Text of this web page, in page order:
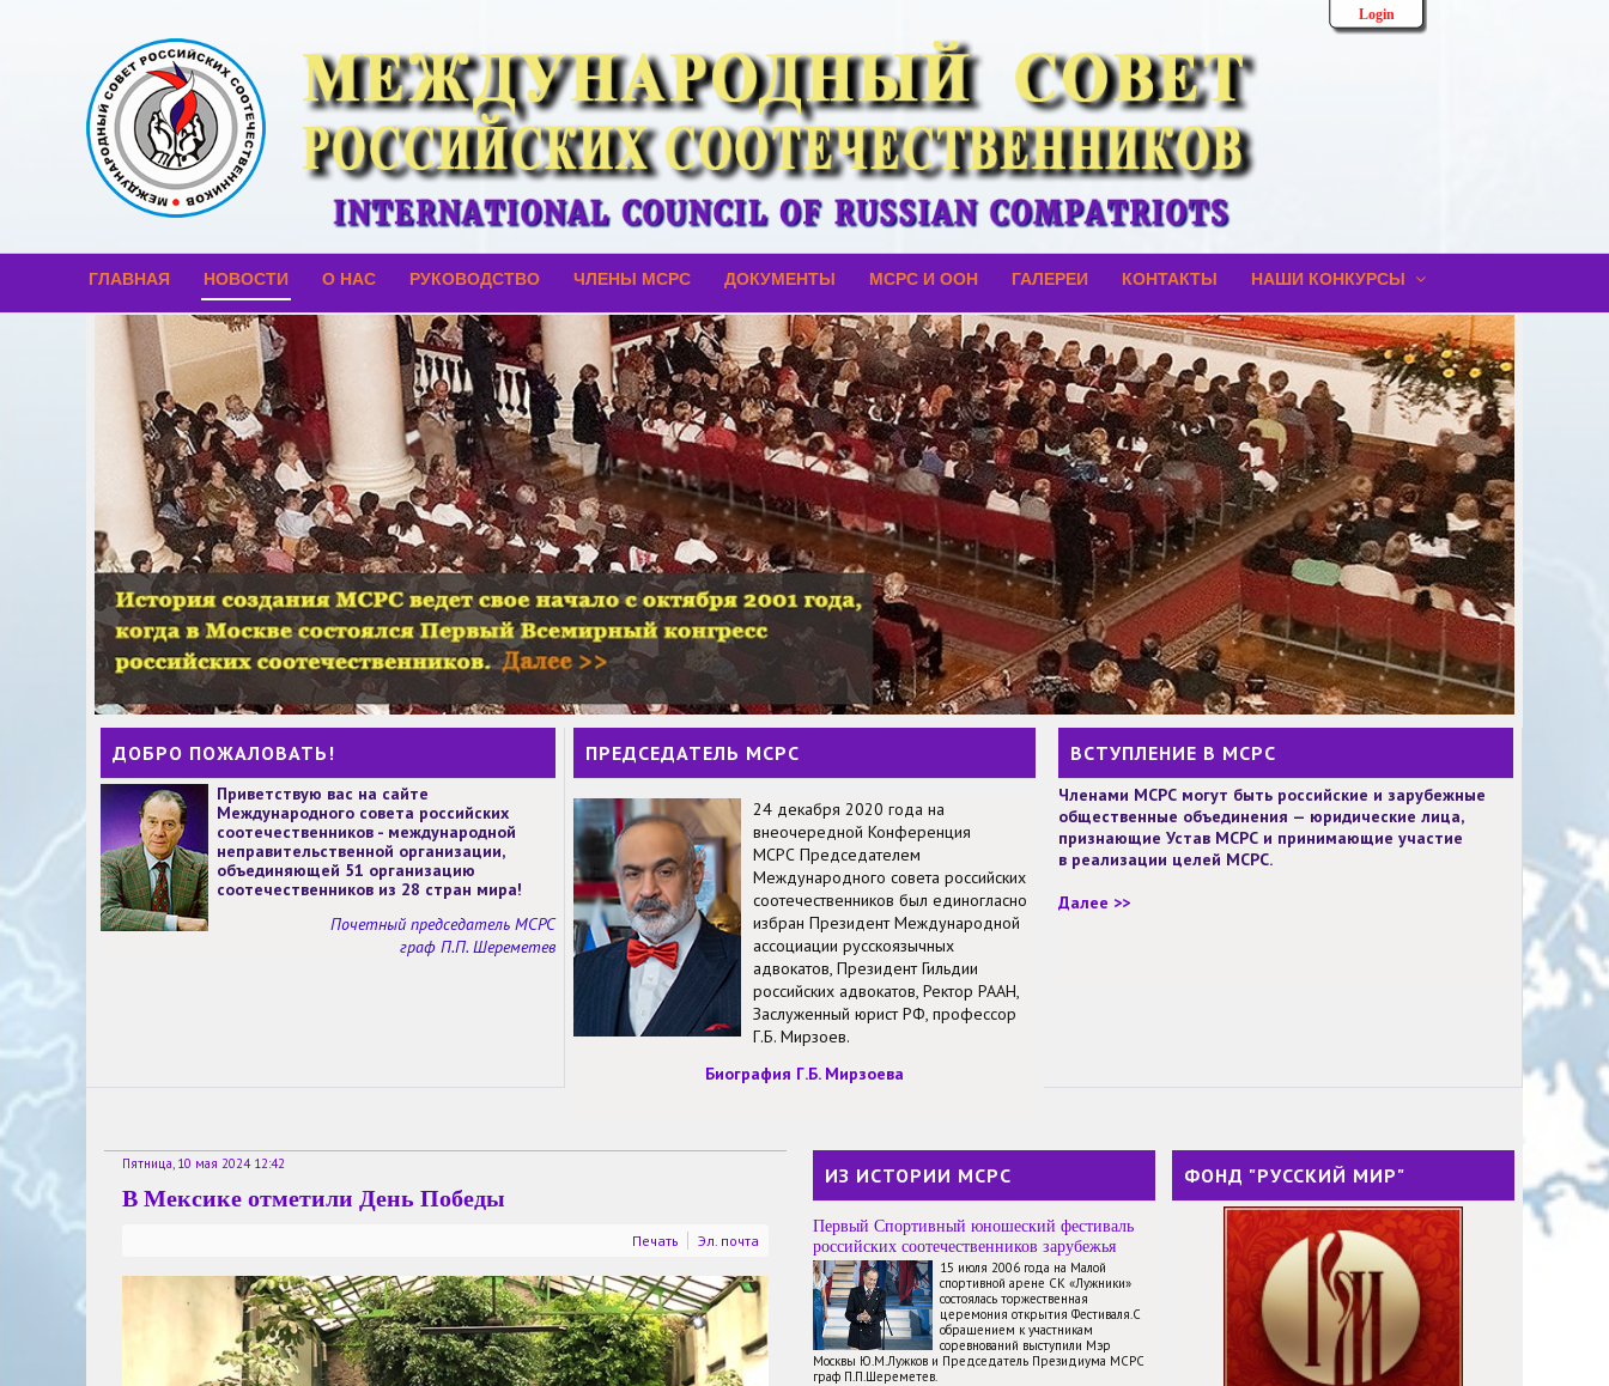
Login
ГЛАВНАЯ НОВОСТИ О НАС РУКОВОДСТВО ЧЛЕНЫ МСРС ДОКУМЕНТЫ МСРС И ООН ГАЛЕРЕИ КОНТАКТЫ НАШИ КОНКУРСЫ
ДОБРО ПОЖАЛОВАТЬ!
Приветствую вас на сайте
Международного совета российских
соотечественников - международной
неправительственной организации,
объединяющей 51 организацию
соотечественников из 28 стран мира!
Почетный председатель МСРС
граф П.П. Шереметев
ПРЕДСЕДАТЕЛЬ МСРС
24 декабря 2020 года на
внеочередной Конференция
МСРС Председателем
Международного совета российских
соотечественников был единогласно
избран Президент Международной
ассоциации русскоязычных
адвокатов, Президент Гильдии
российских адвокатов, Ректор РААН,
Заслуженный юрист РФ, профессор
Г.Б. Мирзоев.
Биография Г.Б. Мирзоева
ВСТУПЛЕНИЕ В МСРС
Членами МСРС могут быть российские и зарубежные
общественные объединения — юридические лица,
признающие Устав МСРС и принимающие участие
в реализации целей МСРС.
Далее >>
Пятница, 10 мая 2024 12:42
В Мексике отметили День Победы
Печать Эл. почта
ИЗ ИСТОРИИ МСРС
Первый Спортивный юношеский фестиваль
российских соотечественников зарубежья
15 июля 2006 года на Малой
спортивной арене СК «Лужники»
состоялась торжественная
церемония открытия Фестиваля.С
обращением к участникам
соревнований выступили Мэр
Москвы Ю.М.Лужков и Председатель Президиума МСРС
граф П.П.Шереметев.
ФОНД "РУССКИЙ МИР"